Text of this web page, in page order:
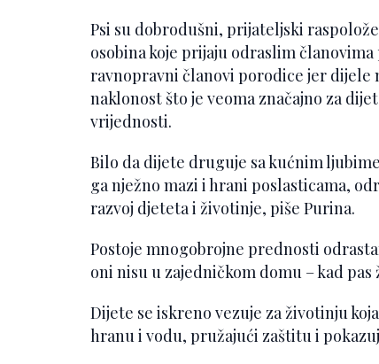
Psi su dobrodušni, prijateljski
osobina koje prijaju odraslim
ravnopravni članovi porodice jer dijele
naklonost što je veoma značajno za
vrijednosti.
Bilo da dijete druguje sa kućnim
ga nježno mazi i hrani poslasticama,
razvoj djeteta i životinje, piše Purina.
Postoje mnogobrojne prednosti
oni nisu u zajedničkom domu – kad
Dijete se iskreno vezuje za životinju
hranu i vodu, pružajući zaštitu i